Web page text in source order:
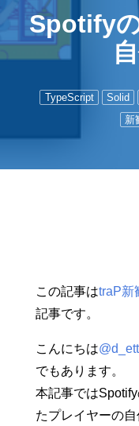
Spotify
TypeScript Solid
新
この記事はtraP新
記事です。
こんにちは
でもあります。
本記事では
たプレイヤーの自